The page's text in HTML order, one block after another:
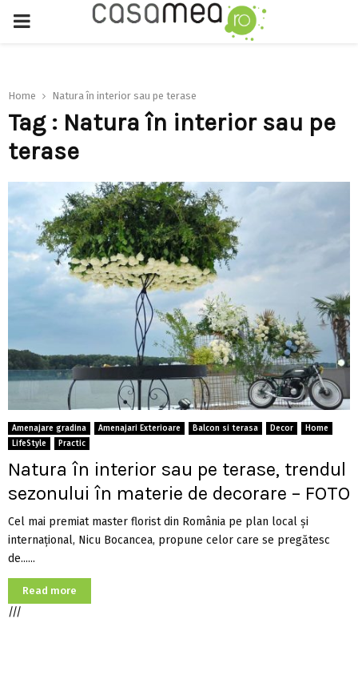
PRIMARY
Home Natura în interior sau pe terase
Tag : Natura în interior sau pe
terase
Amenajare gradina Amenajari Exterioare Balcon si terasa Decor
Home
LifeStyle
Practic
Natura în interior sau pe terase, trendul
sezonului în materie de decorare – FOTO
Cel mai premiat master florist din România pe plan local și
internațional, Nicu Bocancea, propune celor care se pregătesc
de......
Read more
///